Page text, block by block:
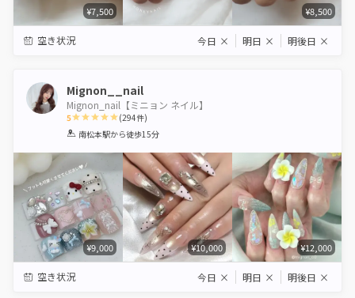
¥7,500 ¥8,500
空き状況 今日 × 明日 × 明後日 ×
Mignon__nail
Mignon_nail【ミニョン ネイル】
5
1 2 3 4 5
(294件)
南松本駅から徒歩15分
¥9,000 ¥10,000 ¥12,000
空き状況 今日 × 明日 × 明後日 ×